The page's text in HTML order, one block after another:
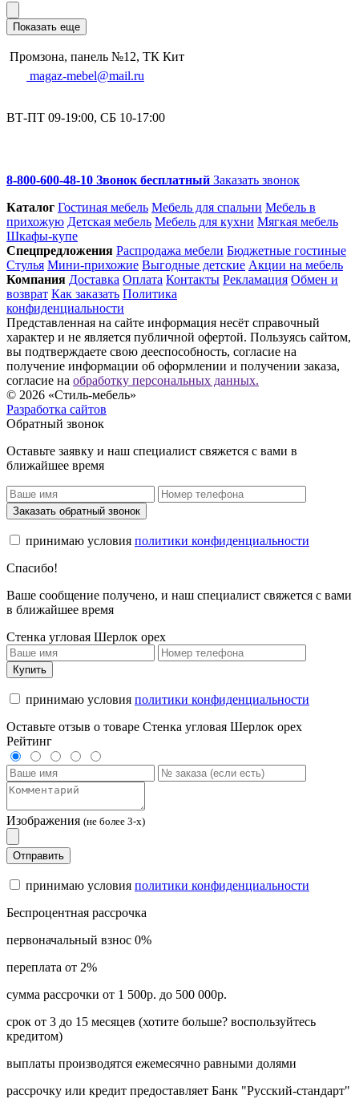
Показать еще
Промзона, панель №12, ТК Кит
magaz-mebel@mail.ru
ВТ-ПТ 09-19:00, СБ 10-17:00
8-800-600-48-10 Звонок бесплатный Заказать звонок
Каталог Гостиная мебель Мебель для спальни Мебель в
прихожую Детская мебель Мебель для кухни Мягкая мебель
Шкафы-купе
Спец­предложения Распродажа мебели Бюджетные гостиные
Стулья Мини-прихожие Выгодные детские Акции на мебель
Компания Доставка Оплата Контакты Рекламация Обмен и
возврат Как заказать Политика
конфиденциальности
Представленная на сайте информация несёт справочный
характер и не является публичной офертой. Пользуясь сайтом,
вы подтверждаете свою дееспособность, согласие на
получение информации об оформлении и получении заказа,
согласие на обработку персональных данных.
© 2026 «Стиль-мебель»
Разработка сайтов
Обратный звонок
Оставьте заявку и наш специалист свяжется с вами в
ближайшее время
Заказать обратный звонок
принимаю условия политики конфиденциальности
Спасибо!
Ваше сообщение получено, и наш специалист свяжется с вами
в ближайшее время
Стенка угловая Шерлок орех
Купить
принимаю условия политики конфиденциальности
Оставьте отзыв о товаре Стенка угловая Шерлок орех
Рейтинг
Изображения (не более 3-х)
Отправить
принимаю условия политики конфиденциальности
Беспроцентная рассрочка
первоначальный взнос 0%
переплата от 2%
сумма рассрочки от 1 500р. до 500 000р.
срок от 3 до 15 месяцев (хотите больше? воспользуйтесь
кредитом)
выплаты производятся ежемесячно равными долями
рассрочку или кредит предоставляет Банк "Русский-стандарт"